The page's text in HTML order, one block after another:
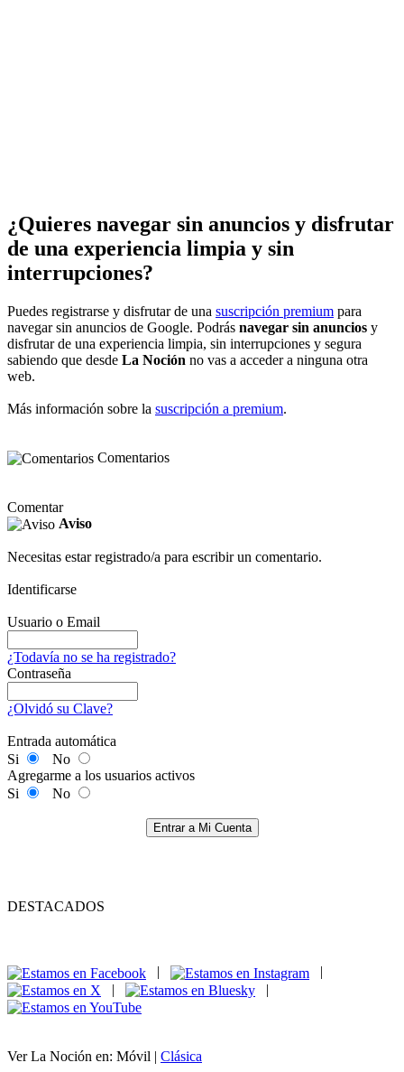
¿Quieres navegar sin anuncios y disfrutar
de una experiencia limpia y sin
interrupciones?
Puedes registrarse y disfrutar de una suscripción premium para
navegar sin anuncios de Google. Podrás navegar sin anuncios y
disfrutar de una experiencia limpia, sin interrupciones y segura
sabiendo que desde La Noción no vas a acceder a ninguna otra
web.
Más información sobre la suscripción a premium.
Comentarios
Comentar
Aviso
Necesitas estar registrado/a para escribir un comentario.
Identificarse
Usuario o Email
¿Todavía no se ha registrado?
Contraseña
¿Olvidó su Clave?
Entrada automática
Si
No
Agregarme a los usuarios activos
Si
No
Entrar a Mi Cuenta
DESTACADOS
|
|
Ver La Noción en: Móvil | Clásica